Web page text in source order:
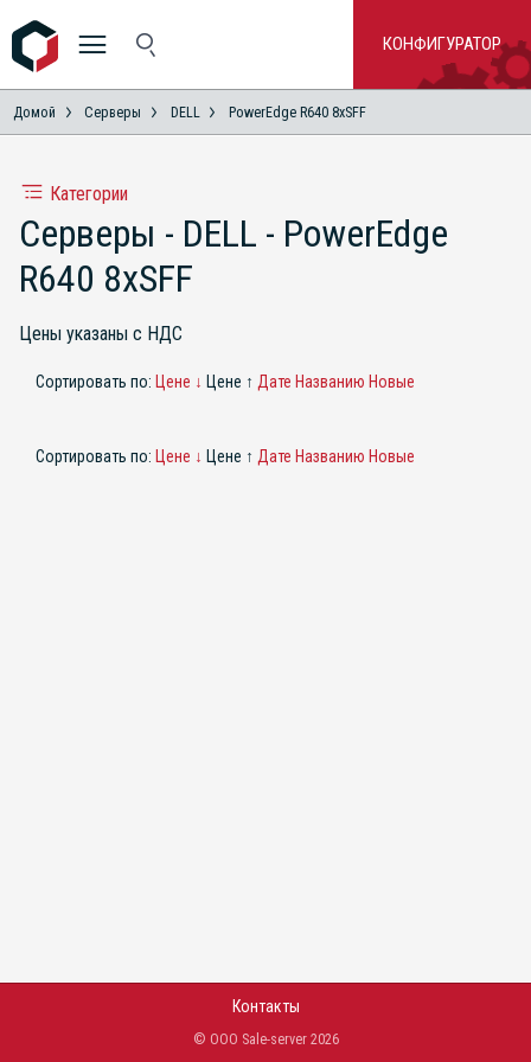
КОНФИГУРАТОР
Домой Серверы DELL PowerEdge R640 8xSFF
Категории
Серверы - DELL - PowerEdge
R640 8xSFF
Цены указаны с НДС
Сортировать по: Цене ↓ Цене ↑ Дате Названию Новые
Сортировать по: Цене ↓ Цене ↑ Дате Названию Новые
Контакты
© ООО Sale-server 2026